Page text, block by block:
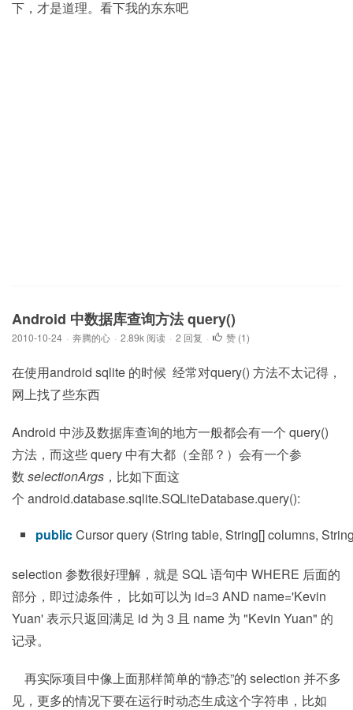
下，才是道理。看下我的东东吧
Android 中数据库查询方法 query()
2010-10-24 · 奔腾的心 · 2.89k 阅读 · 2 回复 · 赞 (1)
在使用android sqlite 的时候 经常对query() 方法不太记得，
网上找了些东西
Android 中涉及数据库查询的地方一般都会有一个 query()
方法，而这些 query 中有大都（全部？）会有一个参
数 selectionArgs ，比如下面这
个 android.database.sqlite.SQLiteDatabase.query():
publicCursor query (String table, String[] columns,
selection 参数很好理解，就是 SQL 语句中 WHERE 后面的
部分，即过滤条件， 比如可以为 id=3 AND name='Kevin
Yuan' 表示只返回满足 id 为 3 且 name 为 "Kevin Yuan" 的
记录。
再实际项目中像上面那样简单的“静态”的 selection 并不多
见，更多的情况下要在运行时动态生成这个字符串，比如